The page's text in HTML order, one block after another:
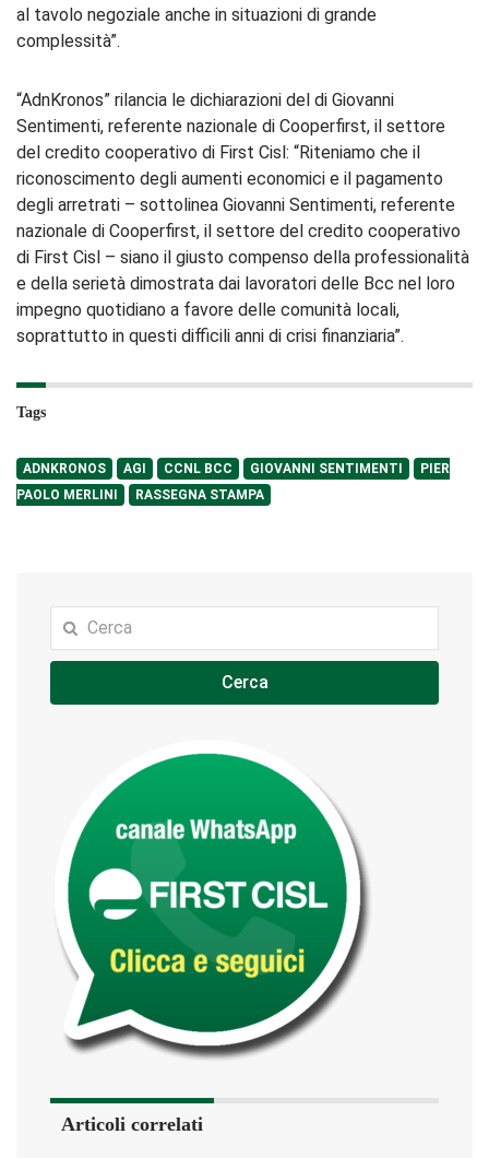
al tavolo negoziale anche in situazioni di grande
complessità”.
“AdnKronos” rilancia le dichiarazioni del di Giovanni
Sentimenti, referente nazionale di Cooperfirst, il settore
del credito cooperativo di First Cisl: “Riteniamo che il
riconoscimento degli aumenti economici e il pagamento
degli arretrati – sottolinea Giovanni Sentimenti, referente
nazionale di Cooperfirst, il settore del credito cooperativo
di First Cisl – siano il giusto compenso della professionalità
e della serietà dimostrata dai lavoratori delle Bcc nel loro
impegno quotidiano a favore delle comunità locali,
soprattutto in questi difficili anni di crisi finanziaria”.
Tags
ADNKRONOS AGI CCNL BCC GIOVANNI SENTIMENTI
PIER
PAOLO MERLINI
RASSEGNA STAMPA
Cerca
Articoli correlati